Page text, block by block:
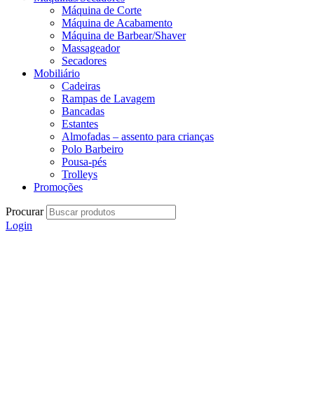
Máquina de Corte
Máquina de Acabamento
Máquina de Barbear/Shaver
Massageador
Secadores
Mobiliário
Cadeiras
Rampas de Lavagem
Bancadas
Estantes
Almofadas – assento para crianças
Polo Barbeiro
Pousa-pés
Trolleys
Promoções
Procurar
Login